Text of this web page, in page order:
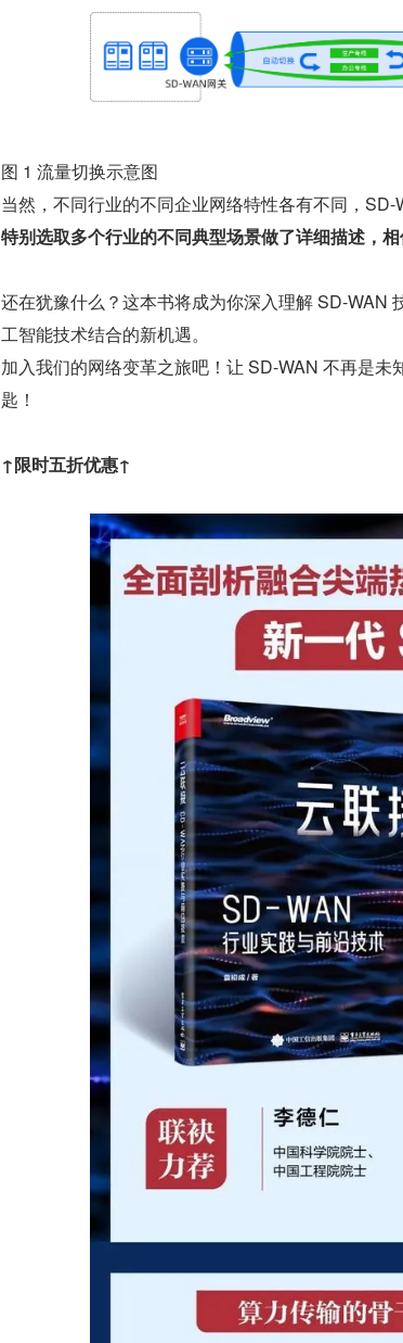
图 1 流量切换示意图
当然，不同行业的不同企业网络特性各有不同，SD-
特别选取多个行业的不同典型场景做了详细描述，相
还在犹豫什么？这本书将成为你深入理解 SD-WAN
工智能技术结合的新机遇。
加入我们的网络变革之旅吧！让 SD-WAN 不再是
匙！
↑限时五折优惠↑